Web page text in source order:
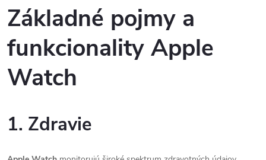
Základné pojmy a
funkcionality Apple
Watch
1. Zdravie